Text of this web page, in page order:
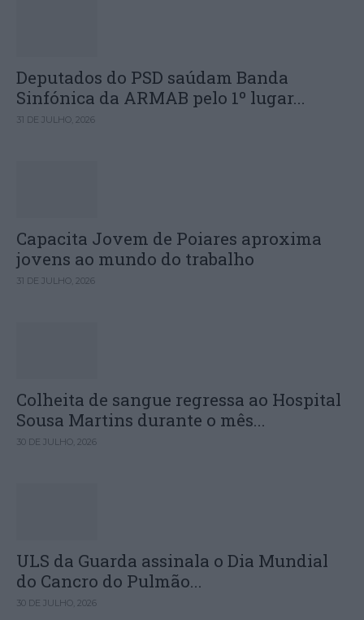
Deputados do PSD saúdam Banda
Sinfónica da ARMAB pelo 1º lugar...
31 DE JULHO, 2026
Capacita Jovem de Poiares aproxima
jovens ao mundo do trabalho
31 DE JULHO, 2026
Colheita de sangue regressa ao Hospital
Sousa Martins durante o mês...
30 DE JULHO, 2026
ULS da Guarda assinala o Dia Mundial
do Cancro do Pulmão...
30 DE JULHO, 2026